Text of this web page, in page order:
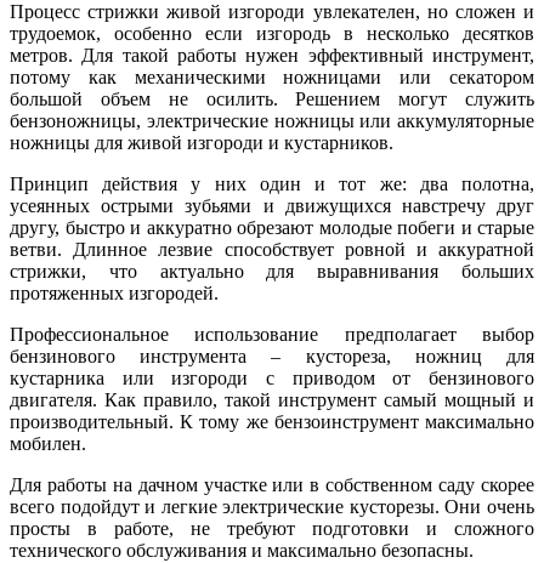
Процесс стрижки живой изгороди увлекателен, но сложен и
трудоемок, особенно если изгородь в несколько десятков
метров. Для такой работы нужен эффективный инструмент,
потому как механическими ножницами или секатором
большой объем не осилить. Решением могут служить
бензоножницы, электрические ножницы или аккумуляторные
ножницы для живой изгороди и кустарников.
Принцип действия у них один и тот же: два полотна,
усеянных острыми зубьями и движущихся навстречу друг
другу, быстро и аккуратно обрезают молодые побеги и старые
ветви. Длинное лезвие способствует ровной и аккуратной
стрижки, что актуально для выравнивания больших
протяженных изгородей.
Профессиональное использование предполагает выбор
бензинового инструмента – кустореза, ножниц для
кустарника или изгороди с приводом от бензинового
двигателя. Как правило, такой инструмент самый мощный и
производительный. К тому же бензоинструмент максимально
мобилен.
Для работы на дачном участке или в собственном саду скорее
всего подойдут и легкие электрические кусторезы. Они очень
просты в работе, не требуют подготовки и сложного
технического обслуживания и максимально безопасны.